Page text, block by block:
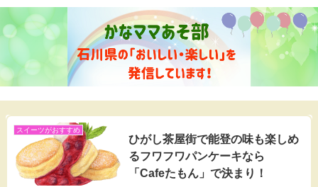
スイーツがおすすめ
ひがし茶屋街で能登の味も楽しめ
るフワフワパンケーキなら
「Cafeたもん」で決まり！